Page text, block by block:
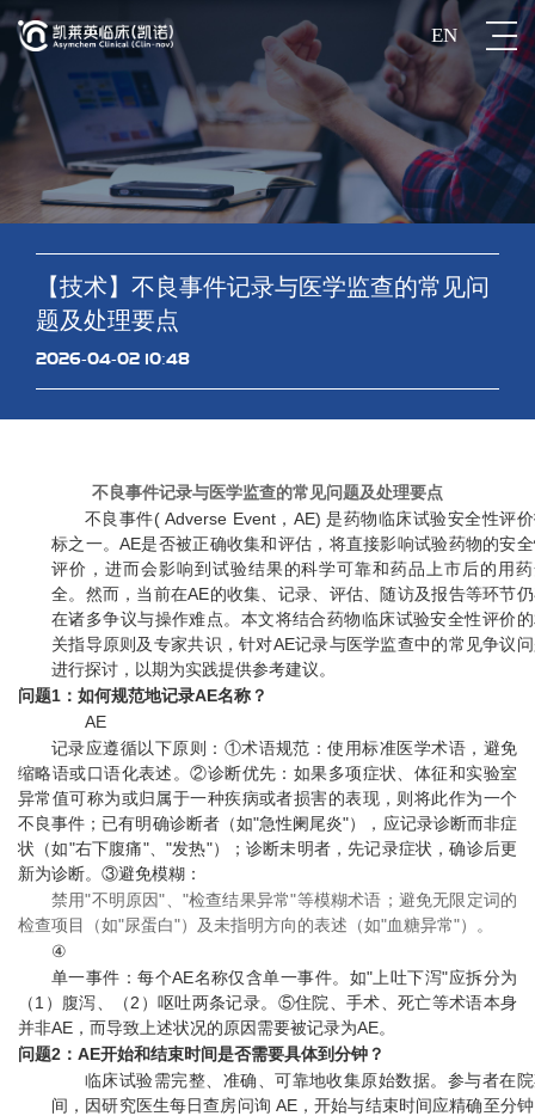
EN
【技术】不良事件记录与医学监查的常见问
题及处理要点
2026-04-02 10:48
不良事件记录与医学监查的常见问题及处理要点
不良事件( Adverse Event，AE) 是药物临床试验安全性评
标之一。AE是否被正确收集和评估，将直接影响试验药物的安
评价，进而会影响到试验结果的科学可靠和药品上市后的用
全。然而，当前在AE的收集、记录、评估、随访及报告等环节
在诸多争议与操作难点。本文将结合药物临床试验安全性评价
关指导原则及专家共识，针对AE记录与医学监查中的常见争议
进行探讨，以期为实践提供参考建议。
问题1：如何规范地记录AE名称？
AE
记录应遵循以下原则：①术语规范：使用标准医学术语，避免
缩略语或口语化表述。②诊断优先：如果多项症状、体征和实验室
异常值可称为或归属于一种疾病或者损害的表现，则将此作为一个
不良事件；已有明确诊断者（如"急性阑尾炎"），应记录诊断而非症
状（如"右下腹痛"、"发热"）；诊断未明者，先记录症状，确诊后更
新为诊断。③避免模糊：
禁用"不明原因"、"检查结果异常"等模糊术语；避免无限定词的
检查项目（如"尿蛋白"）及未指明方向的表述（如"血糖异常"）。
④
单一事件：每个AE名称仅含单一事件。如"上吐下泻"应拆分为
（1）腹泻、（2）呕吐两条记录。⑤住院、手术、死亡等术语本身
并非AE，而导致上述状况的原因需要被记录为AE。
问题2：AE开始和结束时间是否需要具体到分钟？
临床试验需完整、准确、可靠地收集原始数据。参与者在
间，因研究医生每日查房问询 AE，开始与结束时间应精确至分